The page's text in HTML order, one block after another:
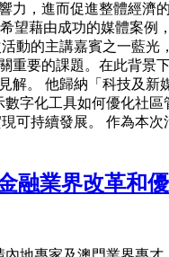
力，進而促進整體經
望藉由成功的媒體案
動的主講嘉賓之一藍
重要的課題。在此背
解。 他歸納「科技及
字化工具如何優化社
可持續發展。 作為本
融業界改革和